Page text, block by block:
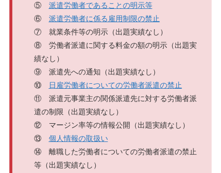
⑤ 派遣労働者であることの明示等
⑥ 派遣労働者に係る雇用制限の禁止
⑦ 就業条件等の明示（出題実績なし）
⑧ 労働者派遣に関する料金の額の明示（出題実
績なし）
⑨ 派遣先への通知（出題実績なし）
⑩
日雇労働者についての労働者派遣の禁止
⑪ 派遣元事業主の関係派遣先に対する労働者派
遣の制限（出題実績なし）
⑫ マージン率等の情報公開（出題実績なし）
⑬ 個人情報の取扱い
⑭ 離職した労働者についての労働者派遣の禁止
等（出題実績なし）